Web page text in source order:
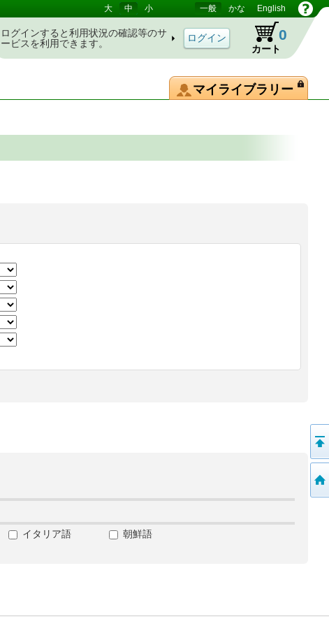
大 中 小 一般 かな English
ログインすると利用状況の確認等のサ
ービスを利用できます。
カート
0
マイライブラリー
イタリア語
朝鮮語